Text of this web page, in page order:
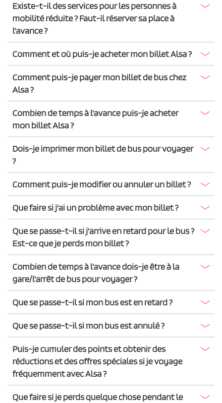
Existe-t-il des services pour les personnes à
mobilité réduite ? Faut-il réserver sa place à
l'avance ?
Comment et où puis-je acheter mon billet Alsa ?
Comment puis-je payer mon billet de bus chez
Alsa ?
Combien de temps à l'avance puis-je acheter
mon billet Alsa ?
Dois-je imprimer mon billet de bus pour voyager
?
Comment puis-je modifier ou annuler un billet ?
Que faire si j'ai un problème avec mon billet ?
Que se passe-t-il si j'arrive en retard pour le bus ?
Est-ce que je perds mon billet ?
Combien de temps à l'avance dois-je être à la
gare/l'arrêt de bus pour voyager ?
Que se passe-t-il si mon bus est en retard ?
Que se passe-t-il si mon bus est annulé ?
Puis-je cumuler des points et obtenir des
réductions et des offres spéciales si je voyage
fréquemment avec Alsa ?
Que faire si je perds quelque chose pendant le